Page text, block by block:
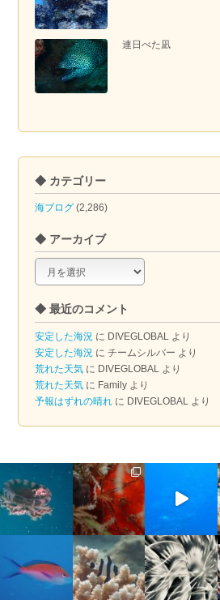
連日べた凪
◆ カテゴリー
海ブログ (2,286)
◆ アーカイブ
ア
カ
イ
ブ
◆ 最近のコメント
安定した海況 に DIVEGLOBAL
より
安定した海況 にチームシルバー より
荒れた天気 に DIVEGLOBAL
より
荒れた天気 に Family より
予報はずれの晴れ に DIVEGLOBAL より